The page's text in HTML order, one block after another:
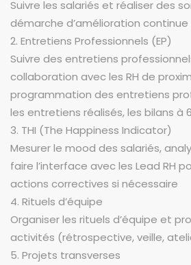
Suivre les salariés et réaliser des
démarche d’amélioration continue
2. Entretiens Professionnels (EP)
Suivre des entretiens
collaboration avec les RH de
programmation des entretiens
les entretiens réalisés, les bilans à
3. THI (The Happiness Indicator)
Mesurer le mood des salariés,
faire l’interface avec les Lead RH
actions correctives si nécessaire
4. Rituels d’équipe
Organiser les rituels d’équipe et
activités (rétrospective, veille,
5. Projets transverses